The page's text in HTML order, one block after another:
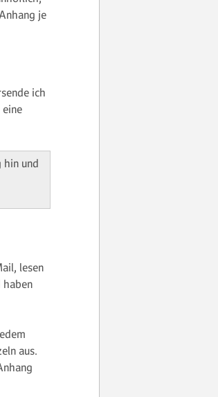
je
ich
hin und
lesen
haben
aus.